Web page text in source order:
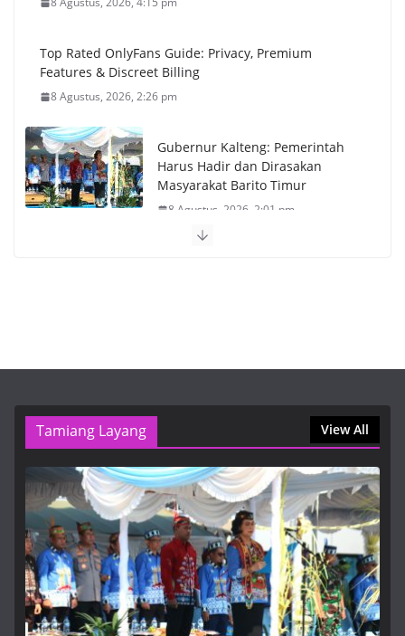
Top Rated OnlyFans Guide: Privacy, Premium
Features & Discreet Billing
8 Agustus, 2026, 2:26 pm
Gubernur Kalteng: Pemerintah
Harus Hadir dan Dirasakan
Masyarakat Barito Timur
8 Agustus, 2026, 2:01 pm
1xbet Official Site APK Overview and Options for U.S.
8 Agustus, 2026, 5:42 pm
1xbet app download: step‑by‑step registration guide
for U.S. players
8 Agustus, 2026, 5:06 pm
Tamiang Layang View All